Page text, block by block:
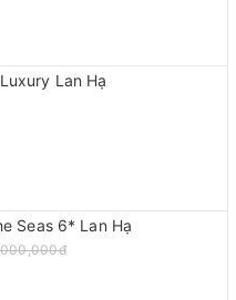
Lan Hạ
Seas 6* Lan Hạ